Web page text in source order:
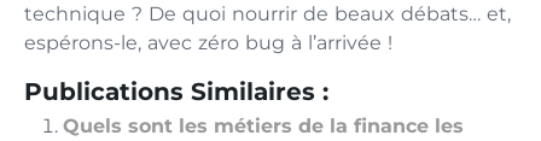
technique ? De quoi nourrir de beaux débats… et,
espérons-le, avec zéro bug à l’arrivée !
Publications Similaires :
Quels sont les métiers de la finance les